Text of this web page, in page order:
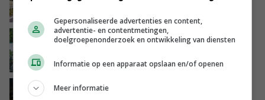
Oekraïne-vlogger Kees Huizinga: ‘Bezoek van
VANDAAG, 12:00
Ministerie zoekt tweehonderd agrariërs die
Gepersonaliseerde advertenties en content,
advertentie- en contentmetingen,
doelgroepenonderzoek en ontwikkeling van diensten
Informatie op een apparaat opslaan en/of openen
Meer informatie